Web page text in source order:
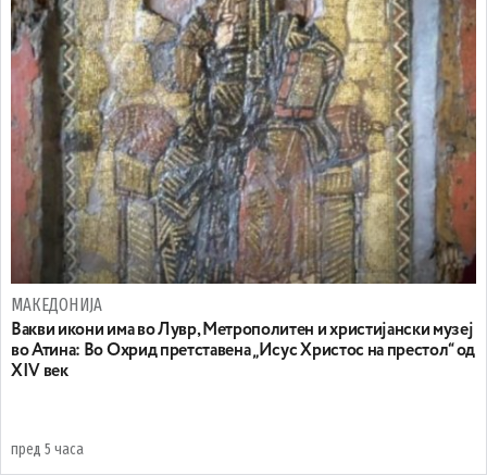
МАКЕДОНИЈА
Вакви икони има во Лувр, Метрополитен и христијански музеј
во Атина: Во Охрид претставена „Исус Христос на престол“ од
XIV век
пред 5 часа